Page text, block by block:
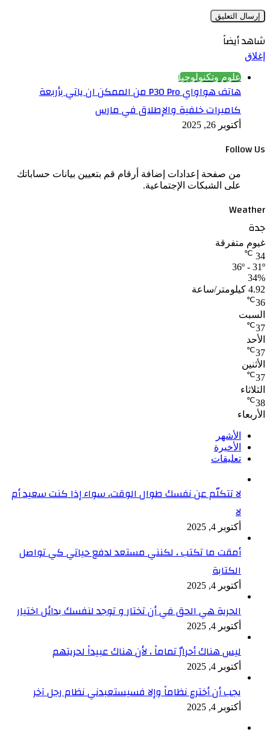
علوم وتكنولوجيا
هاتف هواواي P30 Pro من الممكن ان ياتي بأربعة
كاميرات خلفية والإطلاق في مارس
من صفحة إعدادات إضافة أرقام قم بتعيين بيانات حساباتك
على الشبكات الإجتماعية.
الأشهر
الأخيرة
تعليقات
لا تتكلّم عن نفسك طوال الوقت، سواء إذا كنت سعيد أم
أمقت ما تكتب ، لكنني مستعد لدفع حياتي كي تواصل
الكتابة
الحرية هي الحق في أن تختار و توجد لنفسك بدائل اختيار
ليس هناك أحرارٌ تماماً ، لأن هناك عبيداً لحريتهم
يجب أن أخترع نظاماً وإلا فسيستعبدني نظام رجل آخر